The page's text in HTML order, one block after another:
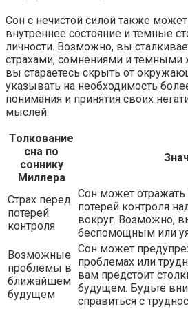
Сон с нечистой силой также
внутреннее состояние и темные
личности. Возможно, вы
страхами, сомнениями и темными
вы стараетесь скрыть от
указывать на необходимость
понимания и принятия своих
мыслей.
Толкование
сна по
соннику
Миллера
Страх перед
потерей
контроля
Сон может
потерей контроля
вокруг. Возможно,
беспомощным или
Возможные
проблемы в
ближайшем
будущем
Сон может
проблемах или
вам предстоит
будущем. Будьте
справиться с